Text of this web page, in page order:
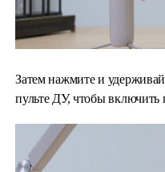
Затем нажмите и
пульте ДУ, чтобы включить